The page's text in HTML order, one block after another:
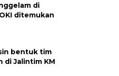
di
ditemukan
bentuk tim
di Jalintim KM